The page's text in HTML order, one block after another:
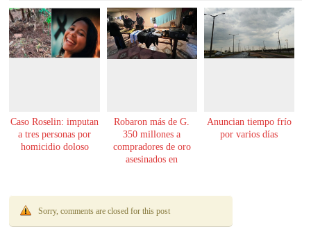
Caso Roselin: imputan
a tres personas por
homicidio doloso
Robaron más de G.
350 millones a
compradores de oro
asesinados en
Anuncian tiempo frío
por varios días
Sorry, comments are closed for this post